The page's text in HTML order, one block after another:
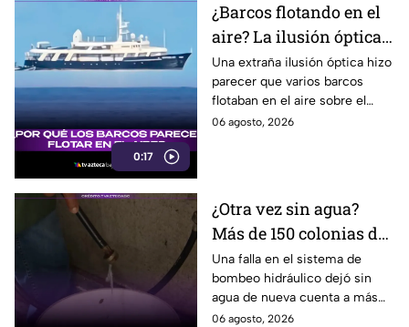
0:17
¿Barcos flotando en el
aire? La ilusión óptica
que sorprendió a
usuarios en redes
sociales
Una extraña ilusión óptica hizo
parecer que varios barcos
flotaban en el aire sobre el
mar, pero el fenómeno fue
06 agosto, 2026
¿Otra vez sin agua?
Más de 150 colonias de
Tijuana enfrentan
cortes por falla de
CESPT
Una falla en el sistema de
bombeo hidráulico dejó sin
agua de nueva cuenta a más
de 150 colonias de Tijuana,
06 agosto, 2026